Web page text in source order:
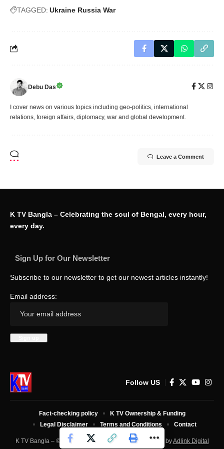
TAGGED: Ukraine Russia War
Debu Das
I cover news on various topics including geo-politics, international
relations, foreign affairs, diplomacy, war and global development.
Leave a Comment
K TV Bangla – Celebrating the soul of Bengal, every hour,
every day.
Sign Up for Our Newsletter
Subscribe to our newsletter to get our newest articles instantly!
Email address:
Follow US
K TV Bangla – © 2025 All Rights Reserved. Developed byAdlink Digital
Fact-checking policy
K TV Ownership & Funding
Legal Disclaimer
Terms and Conditions Contact